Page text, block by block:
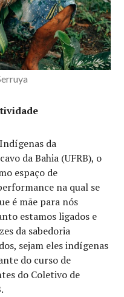
da
da Bahia (UFRB), o
espaço de
na qual se
é mãe para nós
estamos ligados e
da sabedoria
sejam eles indígenas
do curso de
do Coletivo de